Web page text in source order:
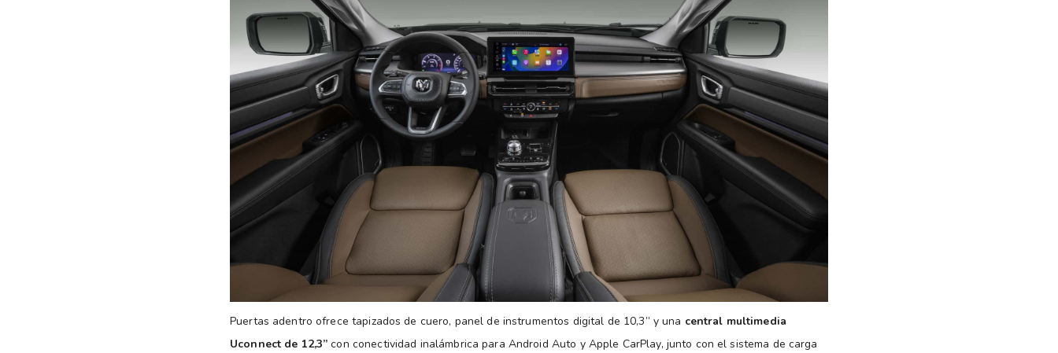
Puertas adentro ofrece tapizados de cuero, panel de instrumentos digital de 10,3” y una central multimedia
Uconnect de 12,3” con conectividad inalámbrica para Android Auto y Apple CarPlay, junto con el sistema de carga